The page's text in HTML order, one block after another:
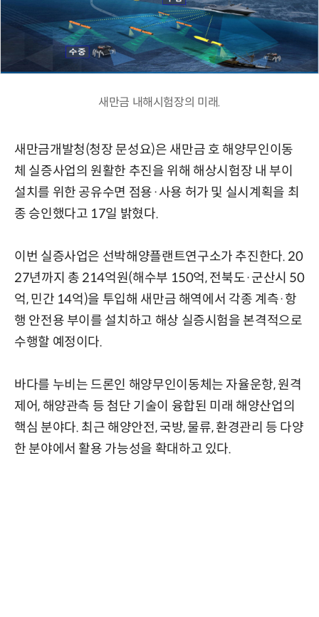
새만금 내해시험장의 미래.
새만금개발청(청장 문성요)은 새만금 호 해양무인이동
체 실증사업의 원활한 추진을 위해 해상시험장 내 부이
설치를 위한 공유수면 점용·사용 허가 및 실시계획을 최
종 승인했다고 17일 밝혔다.
이번 실증사업은 선박해양플랜트연구소가 추진한다. 20
27년까지 총 214억원(해수부 150억, 전북도·군산시 50
억, 민간 14억)을 투입해 새만금 해역에서 각종 계측·항
행 안전용 부이를 설치하고 해상 실증시험을 본격적으로
수행할 예정이다.
바다를 누비는 드론인 해양무인이동체는 자율운항, 원격
제어, 해양관측 등 첨단 기술이 융합된 미래 해양산업의
핵심 분야다. 최근 해양안전, 국방, 물류, 환경관리 등 다양
한 분야에서 활용 가능성을 확대하고 있다.